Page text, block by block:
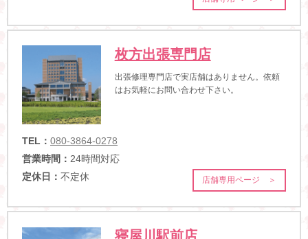
枚方出張専門店
出張修理専門店で実店舗はありません。依頼
はお気軽にお問い合わせ下さい。
TEL： 080-3864-0278
営業時間： 24時間対応
定休日： 不定休 店舗専用ページ ＞
寝屋川駅前店